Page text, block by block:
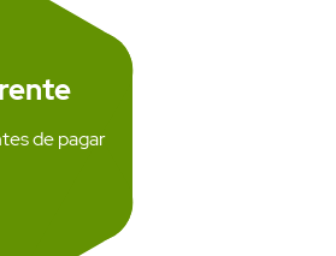
de pagar